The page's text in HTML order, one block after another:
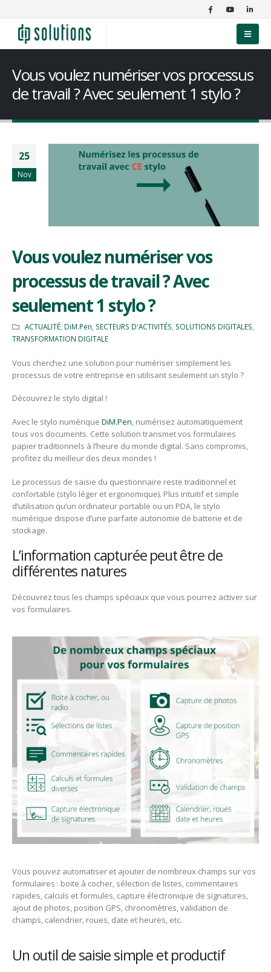
Vous voulez numériser vos processus
de travail ? Avec seulement 1 stylo ?
25
Nov
Vous voulez numériser vos
processus de travail ? Avec
seulement 1 stylo ?
ACTUALITÉ, DiM.Pen SECTEURS D'ACTIVITÉS SOLUTIONS DIGITALES
TRANSFORMATION DIGITALE
Vous cherchez une solution pour numériser simplement les
processus de votre entreprise en utilisant seulement un stylo ?
Découvrez le stylo digital !
Avec le stylo numérique DiM.Pen, numérisez automatiquement
tous vos documents. Cette solution transmet vos formulaires
papier traditionnels à l’heure du monde digital. Sans compromis,
profitez du meilleur des deux mondes !
Le processus de saisie du questionnaire reste traditionnel et
confortable (stylo léger et ergonomique). Plus intuitif et simple
d’utilisation qu’un ordinateur portable ou un PDA, le stylo
numérique dispose d’une parfaite autonomie de batterie et de
stockage.
L’information capturée peut être de
différentes natures
Découvrez tous les champs spéciaux que vous pourrez activer sur
vos formulaires.
Vous pouvez automatiser et ajouter de nombreux champs sur vos
formulaires : boite à cocher, sélection de listes, commentaires
rapides, calculs et formules, capture électronique de signatures,
ajout de photos, position GPS, chronomètres, validation de
champs, calendrier, roues, date et heures, etc.
Un outil de saisie simple et productif